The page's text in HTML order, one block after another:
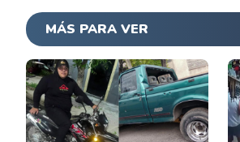
MÁS PARA VER